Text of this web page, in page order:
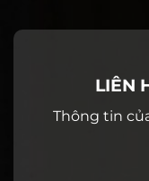
LIÊN
Thông tin